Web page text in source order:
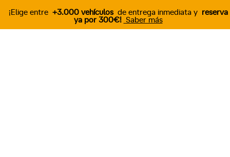
¡Elige entre +3.000 vehículos de entrega inmediata y reserva
ya por 300€! Saber más